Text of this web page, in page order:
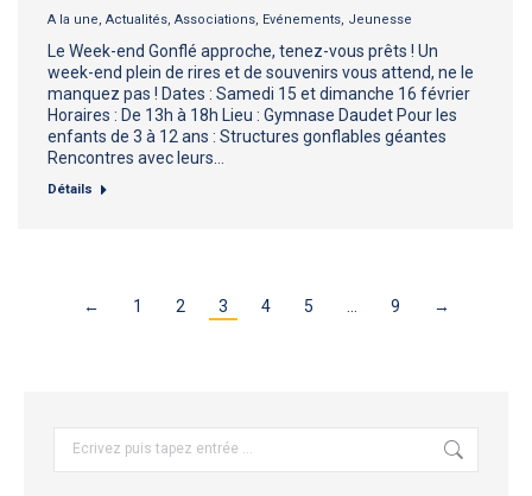
A la une, Actualités, Associations, Evénements, Jeunesse
Le Week-end Gonflé approche, tenez-vous prêts ! Un
week-end plein de rires et de souvenirs vous attend, ne le
manquez pas ! Dates : Samedi 15 et dimanche 16 février
Horaires : De 13h à 18h Lieu : Gymnase Daudet Pour les
enfants de 3 à 12 ans : Structures gonflables géantes
Rencontres avec leurs…
Détails
← 1 2 3 4 5 9 →